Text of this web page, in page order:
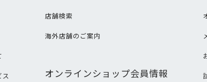
ス
店舗検索
海外店舗のご案内
オンラインショップ会員情報